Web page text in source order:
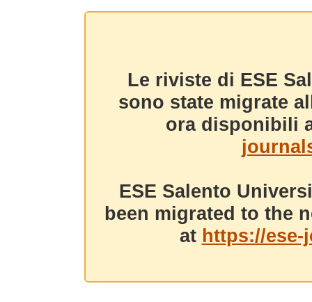
Le riviste di ESE
sono state migrate
ora disponibili
ESE Salento
been migrated to the
at https://